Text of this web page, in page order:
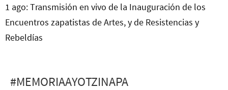
1 ago: Transmisión en vivo de la Inauguración de los
Encuentros zapatistas de Artes, y de Resistencias y
Rebeldías
#MEMORIAAYOTZINAPA